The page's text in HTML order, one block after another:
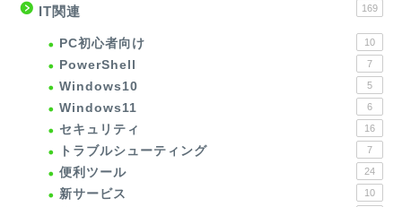
IT関連 169
PC初心者向け 10
PowerShell 7
Windows10 5
Windows11 6
セキュリティ 16
トラブルシューティング 7
便利ツール 24
新サービス 10